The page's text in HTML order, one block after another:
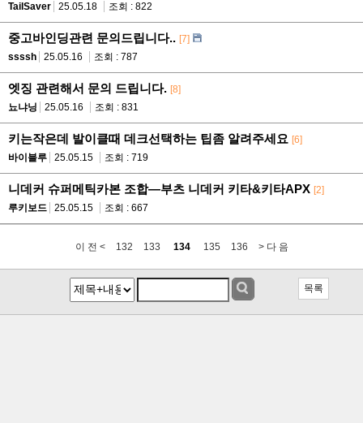
TailSaver
25.05.18 조회 : 822
중고바인딩관련 문의드립니다.. [7]
ssssh
25.05.16 조회 : 787
엣징 관련해서 문의 드립니다. [8]
뇨냐닝
25.05.16 조회 : 831
키는작은데 발이클때 데크선택하는 팁좀 알려주세요 [6]
바이블루
25.05.15 조회 : 719
니데커 슈퍼메틱카본 조합—부츠 니데커 키타&키타APX [2]
루키보드
25.05.15 조회 : 667
이 전 < 132 133 134 135 136 > 다 음
목록